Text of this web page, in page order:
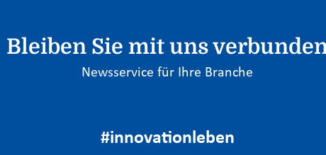
Bleiben Sie mit uns
Newsservice für Ihre Branche
#innovationleben